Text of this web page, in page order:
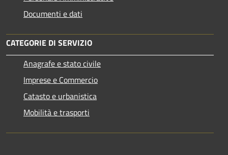
Documenti e dati
CATEGORIE DI SERVIZIO
Anagrafe e stato civile
Imprese e Commercio
Catasto e urbanistica
Mobilità e trasporti